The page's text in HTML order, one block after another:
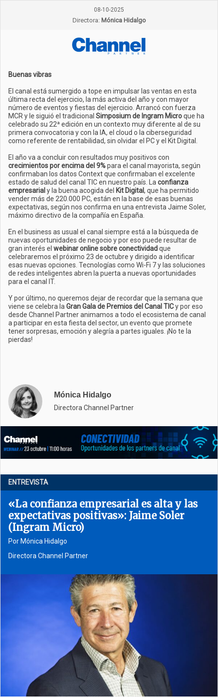
08-10-2025
Directora: Mónica Hidalgo
Buenas vibras
El canal está sumergido a tope en impulsar las ventas en esta
última recta del ejercicio, la más activa del año y con mayor
número de eventos y fiestas del ejercicio. Arrancó con fuerza
MCR y le siguió el tradicional Simposium de Ingram Microque ha
celebrado su 22ª edición en un contexto muy diferente al de su
primera convocatoria y con la IA, el cloud o la ciberseguridad
como referente de rentabilidad, sin olvidar el PC y el Kit Digital.
El año va a concluir con resultados muy positivos con
crecimientos por encima del 9%para el canal mayorista, según
confirmaban los datos Context que confirmaban el excelente
estado de salud del canal TIC en nuestro país. La confianza
empresarial y la buena acogida del Kit Digital, que ha permitido
vender más de 220.000 PC, están en la base de esas buenas
expectativas, según nos confirma en una entrevista Jaime Soler,
máximo directivo de la compañía en España.
En el business as usual el canal siempre está a la búsqueda de
nuevas oportunidades de negocio y por eso puede resultar de
gran interés el webinar online sobre conectividadque
celebraremos el próximo 23 de octubre y dirigido a identificar
esas nuevas opciones. Tecnologías como Wi-Fi 7 y las soluciones
de redes inteligentes abren la puerta a nuevas oportunidades
para el canal IT.
Y por último, no queremos dejar de recordar que la semana que
viene se celebra la Gran Gala de Premios del Canal TICy por eso
desde Channel Partner animamos a todo el ecosistema de canal
a participar en esta fiesta del sector, un evento que promete
tener sorpresas, emoción y alegría a partes iguales. ¡No te la
pierdas!
Mónica Hidalgo
Directora Channel Partner
ENTREVISTA
«La confianza empresarial es alta y las
expectativas positivas»: Jaime Soler
(Ingram Micro)
Por Mónica Hidalgo
Directora Channel Partner